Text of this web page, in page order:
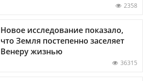
2358
Новое исследование показало,
что Земля постепенно заселяет
Венеру жизнью
36315